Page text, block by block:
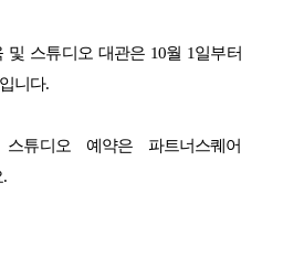
및 스튜디오 대관은 10월 1일부터
니다.
튜디오 예약은 파트너스퀘어
.